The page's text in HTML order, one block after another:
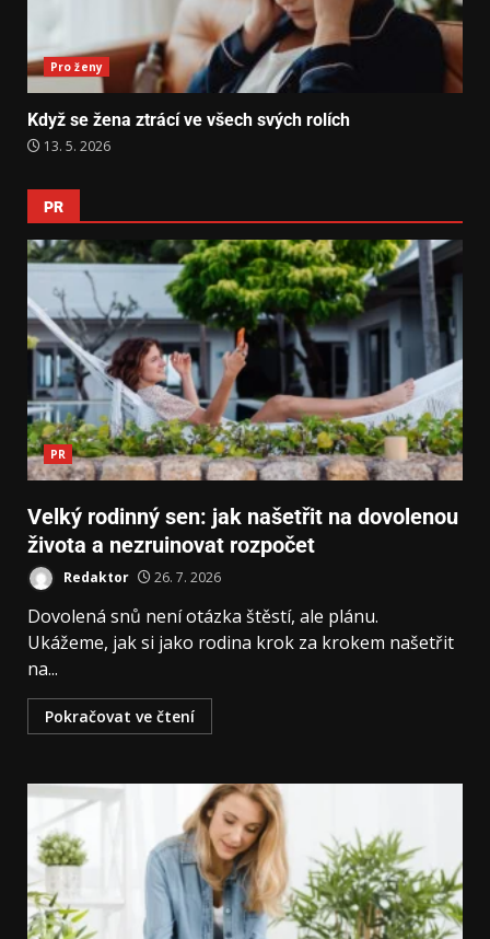
Pro ženy
Když se žena ztrácí ve všech svých rolích
13. 5. 2026
PR
PR
Velký rodinný sen: jak našetřit na dovolenou
života a nezruinovat rozpočet
Redaktor 26. 7. 2026
Dovolená snů není otázka štěstí, ale plánu.
Ukážeme, jak si jako rodina krok za krokem našetřit
na...
Pokračovat ve čtení